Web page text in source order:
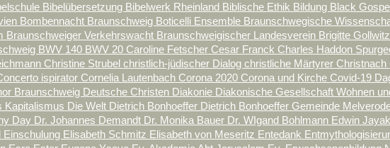
Bibelübersetzung Bibelwerk Rheinland Biblische Ethik Bildung Black
Bombennacht Braunschweig Boticelli Ensemble Braunschwegische
Braunschweiger Verkehrswacht Braunschweigischer Landesverein Brigitte
BWV 140 BWV 20 Caroline Fetscher Cesar Franck Charles Haddon
Christine Strubel christlich-jüdischer Dialog christliche Märtyrer Christnach
ispirator Cornelia Lautenbach Corona 2020 Corona und Kirche Covid-19
Braunschweig Deutsche Christen Diakonie Diakonische Gesellschaft Wohnen
Kapitalismus Die Welt Dietrich Bonhoeffer Dietrich Bonhoeffer Gemeinde
Day Dr. Johannes Demandt Dr. Monika Bauer Dr. WIgand Bohlmann Edwin
Einschulung Elisabeth Schmitz Elisabeth von Meseritz Entedank